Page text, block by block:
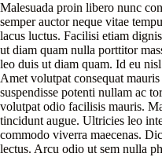
Malesuada proin libero nunc
semper auctor neque vitae
lacus luctus. Facilisi etiam
ut diam quam nulla porttitor
leo duis ut diam quam. Id eu
Amet volutpat consequat
suspendisse potenti nullam ac
volutpat odio facilisis mauris.
tincidunt augue. Ultricies leo
commodo viverra maecenas.
lectus. Arcu odio ut sem nulla